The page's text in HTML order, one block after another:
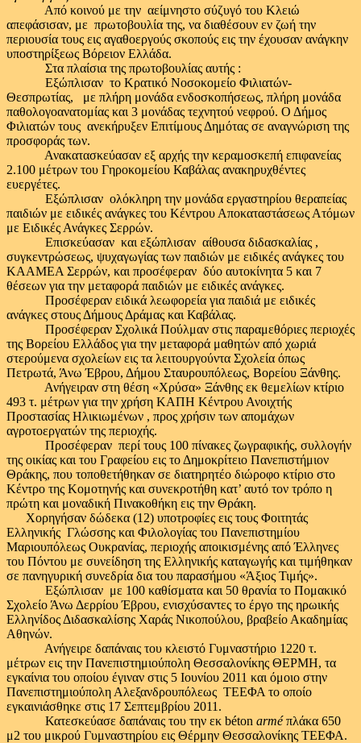
Από κοινού με την αείμνηστο σύζυγό του Κλειώ
απεφάσισαν, με πρωτοβουλία της, να διαθέσουν εν ζωή την
περιουσία τους εις αγαθοεργούς σκοπούς εις την έχουσαν ανάγκην
υποστηρίξεως Βόρειον Ελλάδα.
Στα πλαίσια της πρωτοβουλίας αυτής :
Εξώπλισαν το Κρατικό Νοσοκομείο Φιλιατών-
Θεσπρωτίας, με πλήρη μονάδα ενδοσκοπήσεως, πλήρη μονάδα
παθολογοανατομίας και 3 μονάδας τεχνητού νεφρού. Ο Δήμος
Φιλιατών τους ανεκήρυξεν Επιτίμους Δημότας σε αναγνώριση της
προσφοράς των.
Ανακατασκεύασαν εξ αρχής την κεραμοσκεπή επιφανείας
2.100 μέτρων του Γηροκομείου Καβάλας ανακηρυχθέντες
ευεργέτες.
Εξώπλισαν ολόκληρη την μονάδα εργαστηρίου θεραπείας
παιδιών με ειδικές ανάγκες του Κέντρου Αποκαταστάσεως Ατόμων
με Ειδικές Ανάγκες Σερρών.
Επισκεύασαν και εξώπλισαν αίθουσα διδασκαλίας ,
συγκεντρώσεως, ψυχαγωγίας των παιδιών με ειδικές ανάγκες του
ΚΑΑΜΕΑ Σερρών, και προσέφεραν δύο αυτοκίνητα 5 και 7
θέσεων για την μεταφορά παιδιών με ειδικές ανάγκες.
Προσέφεραν ειδικά λεωφορεία για παιδιά με ειδικές
ανάγκες στους Δήμους Δράμας και Καβάλας.
Προσέφεραν Σχολικά Πούλμαν στις παραμεθόριες περιοχές
της Βορείου Ελλάδος για την μεταφορά μαθητών από χωριά
στερούμενα σχολείων εις τα λειτουργούντα Σχολεία όπως
Πετρωτά, Άνω Έβρου, Δήμου Σταυρουπόλεως, Βορείου Ξάνθης.
Ανήγειραν στη θέση «Χρύσα» Ξάνθης εκ θεμελίων κτίριο
493 τ. μέτρων για την χρήση ΚΑΠΗ Κέντρου Ανοιχτής
Προστασίας Ηλικιωμένων , προς χρήσιν των απομάχων
αγροτοεργατών της περιοχής.
Προσέφεραν περί τους 100 πίνακες ζωγραφικής, συλλογήν
της οικίας και του Γραφείου εις το Δημοκρίτειο Πανεπιστήμιον
Θράκης, που τοποθετήθηκαν σε διατηρητέο διώροφο κτίριο στο
Κέντρο της Κομοτηνής και συνεκροτήθη κατ’ αυτό τον τρόπο η
πρώτη και μοναδική Πινακοθήκη εις την Θράκη.
Χορηγήσαν δώδεκα (12) υποτροφίες εις τους Φοιτητάς
Ελληνικής Γλώσσης και Φιλολογίας του Πανεπιστημίου
Μαριουπόλεως Ουκρανίας, περιοχής αποικισμένης από Έλληνες
του Πόντου με συνείδηση της Ελληνικής καταγωγής και τιμήθηκαν
σε πανηγυρική συνεδρία δια του παρασήμου «Άξιος Τιμής».
Εξώπλισαν με 100 καθίσματα και 50 θρανία το Πομακικό
Σχολείο Άνω Δερρίου Έβρου, ενισχύσαντες το έργο της ηρωικής
Ελληνίδος Διδασκαλίσης Χαράς Νικοπούλου, βραβείο Ακαδημίας
Αθηνών.
Ανήγειρε δαπάναις του κλειστό Γυμναστήριο 1220 τ.
μέτρων εις την Πανεπιστημιούπολη Θεσσαλονίκης ΘΕΡΜΗ, τα
εγκαίνια του οποίου έγιναν στις 5 Ιουνίου 2011 και όμοιο στην
Πανεπιστημιούπολη Αλεξανδρουπόλεως ΤΕΕΦΑ το οποίο
εγκαινιάσθηκε στις 17 Σεπτεμβρίου 2011.
Κατεσκεύασε δαπάναις του την εκ béton arméπλάκα 650
μ2 του μικρού Γυμναστηρίου εις Θέρμην Θεσσαλονίκης ΤΕΕΦΑ.